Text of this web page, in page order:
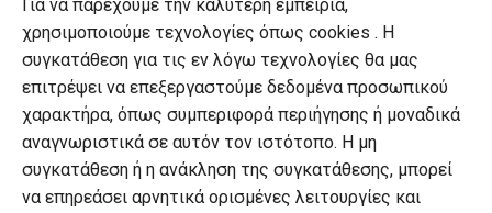
Για να παρέχουμε την καλύτερη εμπειρία,
χρησιμοποιούμε τεχνολογίες όπως cookies . Η
συγκατάθεση για τις εν λόγω τεχνολογίες θα μας
επιτρέψει να επεξεργαστούμε δεδομένα προσωπικού
χαρακτήρα, όπως συμπεριφορά περιήγησης ή μοναδικά
αναγνωριστικά σε αυτόν τον ιστότοπο. Η μη
συγκατάθεση ή η ανάκληση της συγκατάθεσης, μπορεί
να επηρεάσει αρνητικά ορισμένες λειτουργίες και
Πληρωμές
Πολιτική επιστροφών
Όροι χρήσης
Πολιτική απορρήτου
Πολιτική Cookies